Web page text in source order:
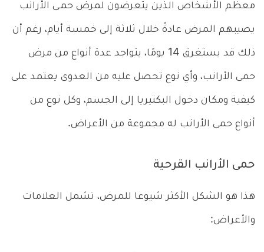
معظم الأشخاص الذين يتعرضون لمرض حمـى الأرانب
يصيبهم المرض عادةً خلال ثلاثة إلى خمسة أيام، رغم أن
ذلك قد يستغرق 14 يومًا، يتواجد عدة أنواع من مرض
حمى الأرانب، وأي نوع تحصل عليه من العدوى يعتمد على
كيفية ومكان دخول البكتيريا إلى الجسم، وكل نوع من
أنواع حمى الأرانب له مجموعة من الأعراض.
حمى الأرانب القرحية
هذا هو الشكل الأكثر شيوعا للمرض، تشمل العلامات
والأعراض: